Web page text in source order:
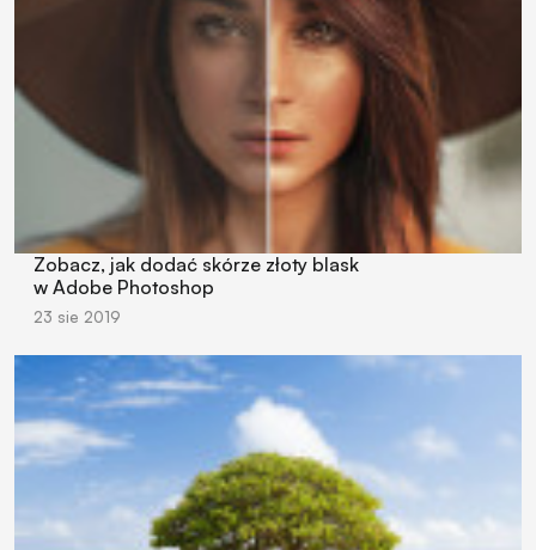
Zobacz, jak dodać skórze złoty blask
w Adobe Photoshop
23 sie 2019